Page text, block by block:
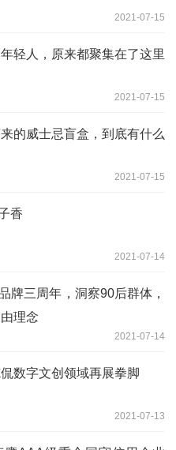
2021-07-15
轻人，原来都聚集在了这里
2021-07-15
的威士忌盲盒，到底有什么
2021-07-15
香
2021-07-14
牌三周年，洞察90后群体，
理念
2021-07-14
数字文创领域再展拳脚
2021-07-13